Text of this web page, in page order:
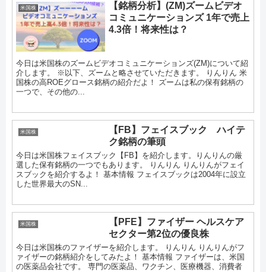
米国株
【銘柄分析】(ZM)ズームビデオ
コミュニケーションズ 1年で売上
4.3倍！将来性は？
今日は米国株のズームビデオコミュニケーションズ(ZM)について紹
介します。 ※以下、ズームと略させていただきます。 りんりん 米
国株の高ROEグロース銘柄の紹介だよ！ ズームは私の保有銘柄の
一つで、その他の...
米国株
【FB】フェイスブック ハイテ
ク銘柄の筆頭
今日は米国株フェイスブック【FB】を紹介します。りんりんの厳
選した保有銘柄の一つでもあります。 りんりん りんりんがフェイ
スブックを紹介するよ！ 基本情報 フェイスブックは2004年に設立
した世界最大のSN...
米国株
【PFE】ファイザー ヘルスケア
セクター第2位の優良株
今日は米国株のファイザーを紹介します。 りんりん りんりんがフ
ァイザーの銘柄紹介をしてみたよ！ 基本情報 ファイザーは、米国
の医薬品会社です。 専門の医薬品、ワクチン、医療機器、消費者